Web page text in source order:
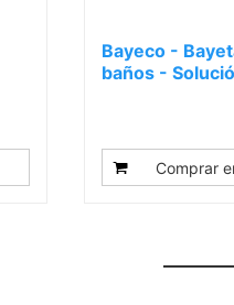
Bayeco -
baños -
Comprar